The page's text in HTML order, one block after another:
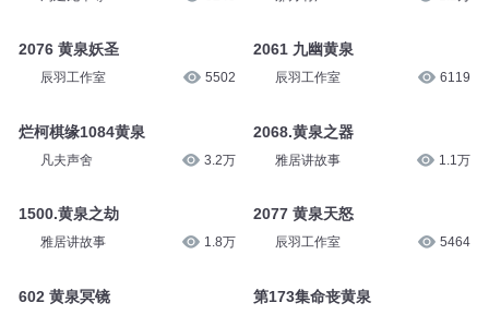
2076 黄泉妖圣
辰羽工作室 5502
烂柯棋缘1084黄泉
凡夫声舍 3.2万
1500.黄泉之劫
雅居讲故事 1.8万
602 黄泉冥镜
2061 九幽黄泉
辰羽工作室 6119
2068.黄泉之器
雅居讲故事 1.1万
2077 黄泉天怒
辰羽工作室 5464
第173集命丧黄泉